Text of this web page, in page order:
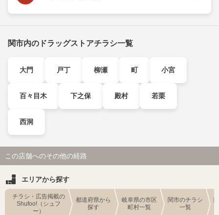
関市内のドラッグストアチラシ一覧
大門 戸丁 柳瀬 町 小宮
百々目木 下之保 殿村 若栗
西洞
この店舗へのその他の経路
エリアから探す
チラシ・広告掲載の
Shufoo!（シュフ
ー）
都道府県から
探す
岐阜県の市区
町村一覧
関市のチラシ
一覧